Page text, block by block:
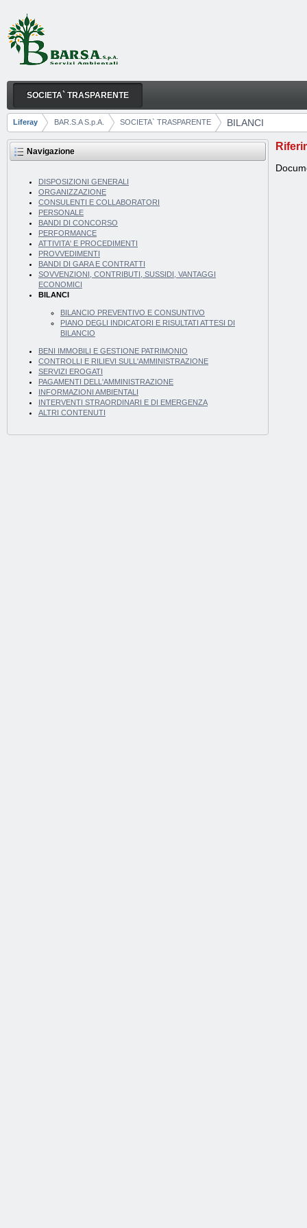
Salta al contenuto
BILANCI
Navigazione
SOCIETA` TRASPARENTE
Breadcrumb
Liferay BAR.S.A S.p.A. SOCIETA` TRASPARENTE BILANCI
Navigazione
DISPOSIZIONI GENERALI
ORGANIZZAZIONE
CONSULENTI E COLLABORATORI
PERSONALE
BANDI DI CONCORSO
PERFORMANCE
ATTIVITA' E PROCEDIMENTI
PROVVEDIMENTI
BANDI DI GARA E CONTRATTI
SOVVENZIONI, CONTRIBUTI, SUSSIDI, VANTAGGI
ECONOMICI
BILANCI
BILANCIO PREVENTIVO E CONSUNTIVO
PIANO DEGLI INDICATORI E RISULTATI ATTESI DI
BILANCIO
BENI IMMOBILI E GESTIONE PATRIMONIO
CONTROLLI E RILIEVI SULL'AMMINISTRAZIONE
SERVIZI EROGATI
PAGAMENTI DELL'AMMINISTRAZIONE
INFORMAZIONI AMBIENTALI
INTERVENTI STRAORDINARI E DI EMERGENZA
ALTRI CONTENUTI